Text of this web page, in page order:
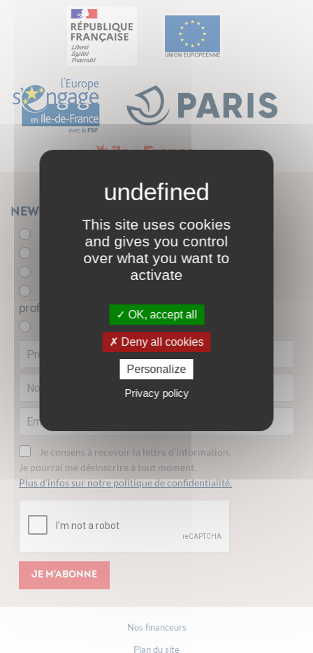
Newsletter
- de 26 ans
professionnelle
Entreprise partenaire
Je consens à recevoir la lettre d'information.
Je pourrai me désinscrire à tout moment.
Plus d’infos sur notre politique de confidentialité.
Je m'abonne
Nos financeurs
Plan du site
This site uses cookies
and gives you control
over what you want to
activate
OK, accept all
Deny all cookies
Personalize
Privacy policy